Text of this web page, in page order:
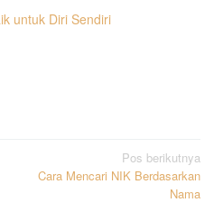
untuk Diri Sendiri
Pos berikutnya
Cara Mencari NIK Berdasarkan
Nama